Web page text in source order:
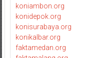
koniambon.org
konidepok.org
konisurabaya.org
konikalbar.org
faktamedan.org